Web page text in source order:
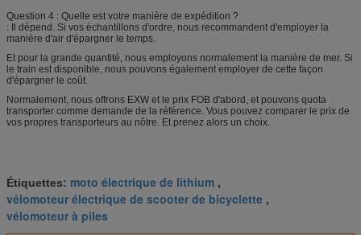
Question 4 : Quelle est votre manière de expédition ?
: Il dépend. Si vos échantillons d'ordre, nous recommandent d'employer la
manière d'air d'épargner le temps.
Et pour la grande quantité, nous employons normalement la manière de mer. Si
le train est disponible, nous pouvons également employer de cette façon
d'épargner le coût.
Normalement, nous offrons EXW et le prix FOB d'abord, et pouvons quota
transporter comme demande de la référence. Vous pouvez comparer le prix de
vos propres transporteurs au nôtre. Et prenez alors un choix.
Étiquettes: moto électrique de lithium ,
vélomoteur électrique de scooter de bicyclette ,
vélomoteur à piles